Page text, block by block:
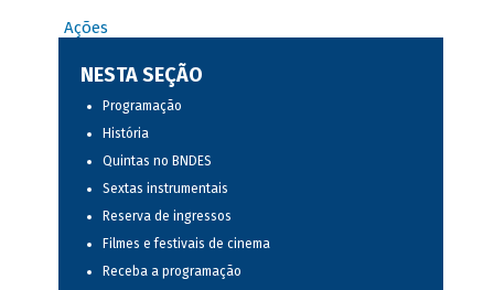
Ações
NESTA SEÇÃO
Programação
História
Quintas no BNDES
Sextas instrumentais
Reserva de ingressos
Filmes e festivais de cinema
Receba a programação